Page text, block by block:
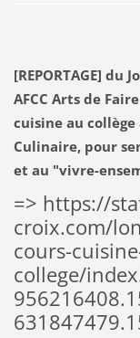
[REPORTAGE] du
AFCC Arts de
cuisine au collège
Culinaire, pour
et au "vivre-
=> https://
croix.com/
cours-
college/